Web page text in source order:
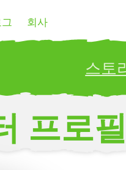
회사
스토
Publish your
프로필